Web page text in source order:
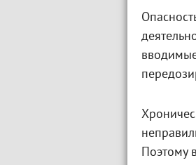
Поэтому